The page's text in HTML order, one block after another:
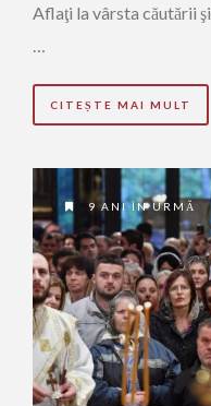
Aflaţi la vârsta căutării
CITEȘTE MAI MULT
9 ANI ÎN URMĂ